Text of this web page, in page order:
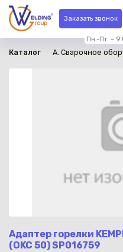
Заказать звонок
Пн.-Пт. –
Каталог A. Сварочное
Адаптер горелки
(OKC 50) SP016759
в наличии